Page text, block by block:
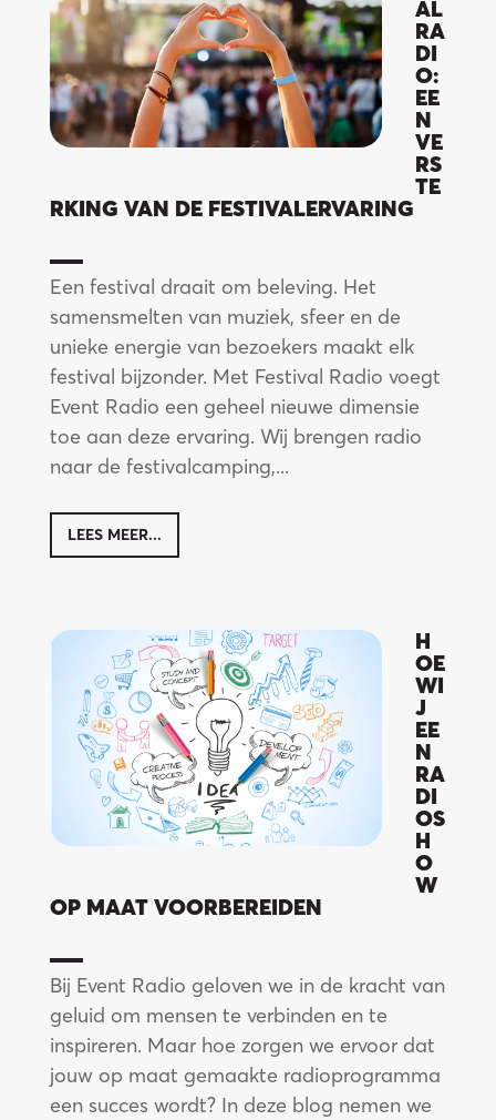
AL
RA
DI
O:
EE
N
VE
RS
TE
RKING VAN DE FESTIVALERVARING
Een festival draait om beleving. Het
samensmelten van muziek, sfeer en de
unieke energie van bezoekers maakt elk
festival bijzonder. Met Festival Radio voegt
Event Radio een geheel nieuwe dimensie
toe aan deze ervaring. Wij brengen radio
naar de festivalcamping,...
LEES MEER...
H
OE
WI
J
EE
N
RA
DI
OS
H
O
W
OP MAAT VOORBEREIDEN
Bij Event Radio geloven we in de kracht van
geluid om mensen te verbinden en te
inspireren. Maar hoe zorgen we ervoor dat
jouw op maat gemaakte radioprogramma
een succes wordt? In deze blog nemen we